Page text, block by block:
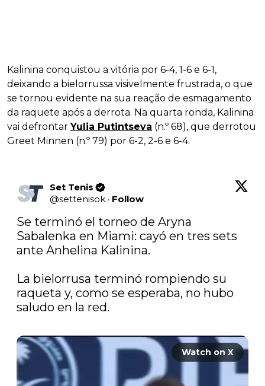
Kalinina conquistou a vitória por 6-4, 1-6 e 6-1,
deixando a bielorrussa visivelmente frustrada, o que
se tornou evidente na sua reação de esmagamento
da raquete após a derrota. Na quarta ronda, Kalinina
vai defrontarYulia Putintseva (n.º 68), que derrotou
Greet Minnen (n.º 79) por 6-2, 2-6 e 6-4.
Set Tenis
@settenisok · Follow
Se terminó el torneo de Aryna
Sabalenka en Miami: cayó en tres sets
ante Anhelina Kalinina.
La bielorrusa terminó rompiendo su
raqueta y, como se esperaba, no hubo
saludo en la red.
Watch on X